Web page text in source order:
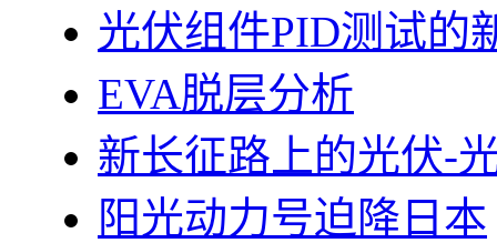
光伏组件PID测试的
EVA脱层分析
新长征路上的光伏-
阳光动力号迫降日本